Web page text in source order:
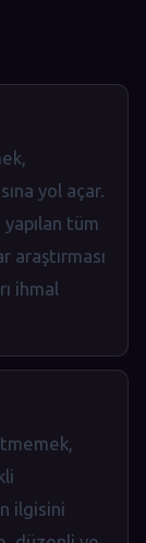
yol açar.
tüm
araştırması
ihmal
ilgisini